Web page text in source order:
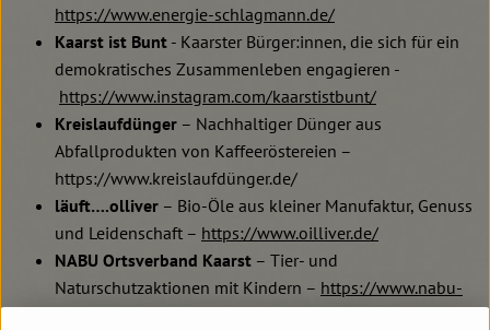
https://www.energie-schlagmann.de/
Kaarst ist Bunt - Kaarster Bürger:innen, die sich für ein
demokratisches Zusammenleben engagieren -
https://www.instagram.com/kaarstistbunt/
Kreislaufdünger – Nachhaltiger Dünger aus
Abfallprodukten von Kaffeeröstereien –
https://www.kreislaufdünger.de/
läuft….olliver – Bio-Öle aus kleiner Manufaktur, Genuss
und Leidenschaft – https://www.oilliver.de/
NABU Ortsverband Kaarst – Tier- und
Naturschutzaktionen mit Kindern – https://www.nabu-